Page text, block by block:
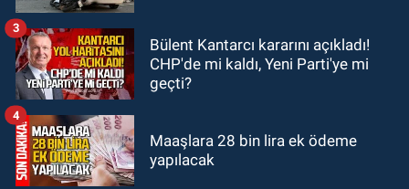
GÜNDEM
19:27Çaycuma ırmağında görüldü:
Görenler şaşkınlık yaşadı
Bülent Kantarcı kararını açıkladı!
CHP'de mi kaldı, Yeni Parti'ye mi
geçti?
3
Maaşlara 28 bin lira ek ödeme
yapılacak
4